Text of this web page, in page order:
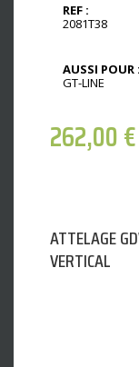
REF :
2081T38
AUSSI POUR :
GT-LINE
262,00€
ATTELAGE
VERTICAL